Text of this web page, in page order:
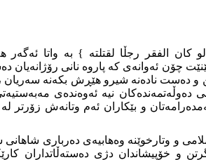
الفقر رجڵا لقتلته‌ } به‌ واتا ئه‌گه‌ر
چۆن ئه‌وانه‌ی که‌ پاروه‌ نانی رۆژانه‌یان
و ده‌ست ناده‌نه‌ شیرو هێڕش بکه‌نه‌ سه‌ریان
ده‌وڵه‌تمه‌نده‌کان نیه‌ ئه‌وه‌نده‌ی
و وتارخوێنه‌ وه‌هابیه‌ی ده‌رباری شاهانی
و خۆپیشاندان دژی ده‌سته‌ڵاتداران